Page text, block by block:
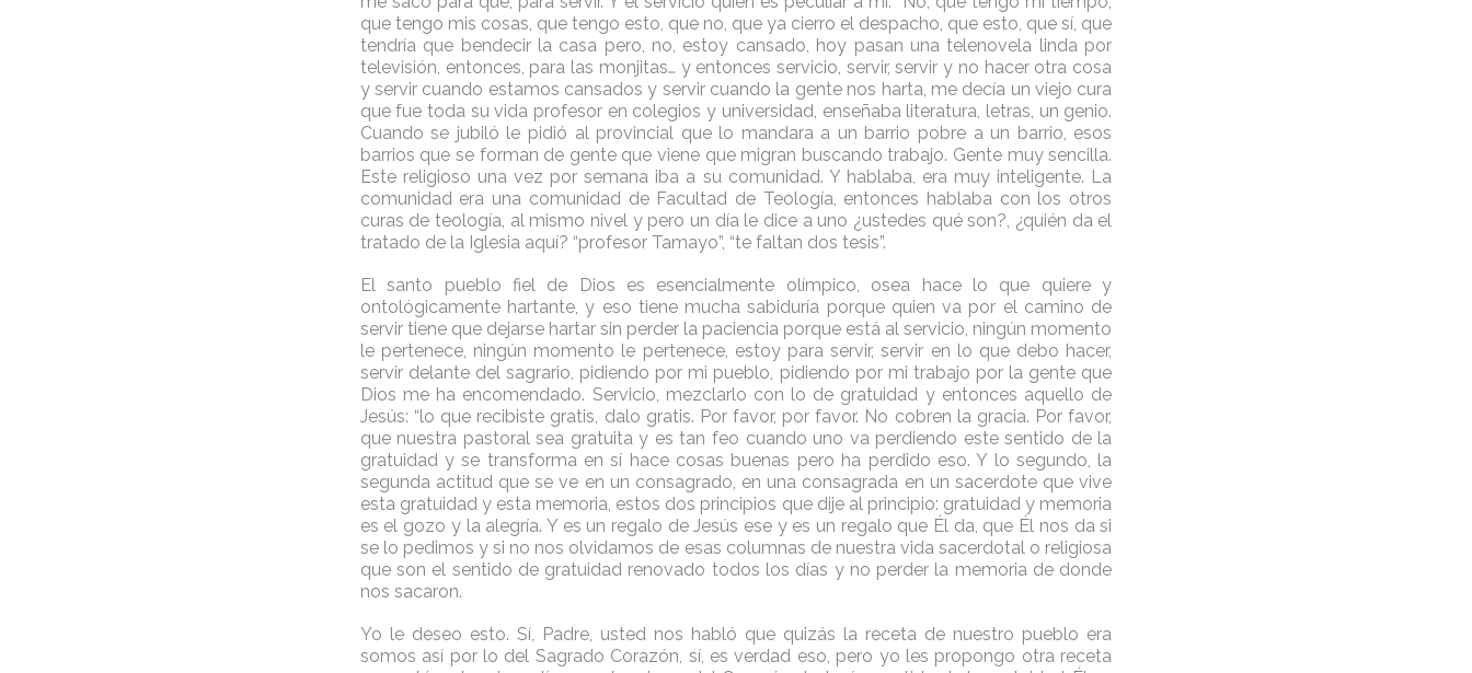
que tengo mis cosas, que tengo esto, que no, que ya cierro el despacho, que esto, que sí, que
tendría que bendecir la casa pero, no, estoy cansado, hoy pasan una telenovela linda por
televisión, entonces, para las monjitas… y entonces servicio, servir, servir y no hacer otra cosa
y servir cuando estamos cansados y servir cuando la gente nos harta, me decía un viejo cura
que fue toda su vida profesor en colegios y universidad, enseñaba literatura, letras, un genio.
Cuando se jubiló le pidió al provincial que lo mandara a un barrio pobre a un barrio, esos
barrios que se forman de gente que viene que migran buscando trabajo. Gente muy sencilla.
Este religioso una vez por semana iba a su comunidad. Y hablaba, era muy inteligente. La
comunidad era una comunidad de Facultad de Teología, entonces hablaba con los otros
curas de teología, al mismo nivel y pero un día le dice a uno ¿ustedes qué son?, ¿quién da el
tratado de la Iglesia aquí? “profesor Tamayo”, “te faltan dos tesis”.
El santo pueblo fiel de Dios es esencialmente olímpico, osea hace lo que quiere y
ontológicamente hartante, y eso tiene mucha sabiduría porque quien va por el camino de
servir tiene que dejarse hartar sin perder la paciencia porque está al servicio, ningún momento
le pertenece, ningún momento le pertenece, estoy para servir, servir en lo que debo hacer,
servir delante del sagrario, pidiendo por mi pueblo, pidiendo por mi trabajo por la gente que
Dios me ha encomendado. Servicio, mezclarlo con lo de gratuidad y entonces aquello de
Jesús: “lo que recibiste gratis, dalo gratis. Por favor, por favor. No cobren la gracia. Por favor,
que nuestra pastoral sea gratuita y es tan feo cuando uno va perdiendo este sentido de la
gratuidad y se transforma en sí hace cosas buenas pero ha perdido eso. Y lo segundo, la
segunda actitud que se ve en un consagrado, en una consagrada en un sacerdote que vive
esta gratuidad y esta memoria, estos dos principios que dije al principio: gratuidad y memoria
es el gozo y la alegría. Y es un regalo de Jesús ese y es un regalo que Él da, que Él nos da si
se lo pedimos y si no nos olvidamos de esas columnas de nuestra vida sacerdotal o religiosa
que son el sentido de gratuidad renovado todos los días y no perder la memoria de donde
nos sacaron.
Yo le deseo esto. Sí, Padre, usted nos habló que quizás la receta de nuestro pueblo era
somos así por lo del Sagrado Corazón, sí, es verdad eso, pero yo les propongo otra receta